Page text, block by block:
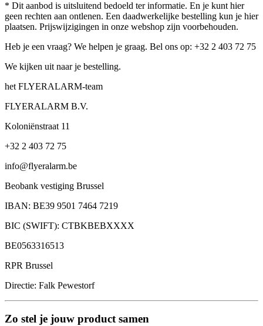
* Dit aanbod is uitsluitend bedoeld ter informatie. En je kunt hier
geen rechten aan ontlenen. Een daadwerkelijke bestelling kun je hier
plaatsen. Prijswijzigingen in onze webshop zijn voorbehouden.
Heb je een vraag? We helpen je graag. Bel ons op: +32 2 403 72 75
We kijken uit naar je bestelling.
het FLYERALARM-team
FLYERALARM B.V.
Koloniënstraat 11
+32 2 403 72 75
info@flyeralarm.be
Beobank vestiging Brussel
IBAN: BE39 9501 7464 7219
BIC (SWIFT): CTBKBEBXXXX
BE0563316513
RPR Brussel
Directie: Falk Pewestorf
Zo stel je jouw product samen